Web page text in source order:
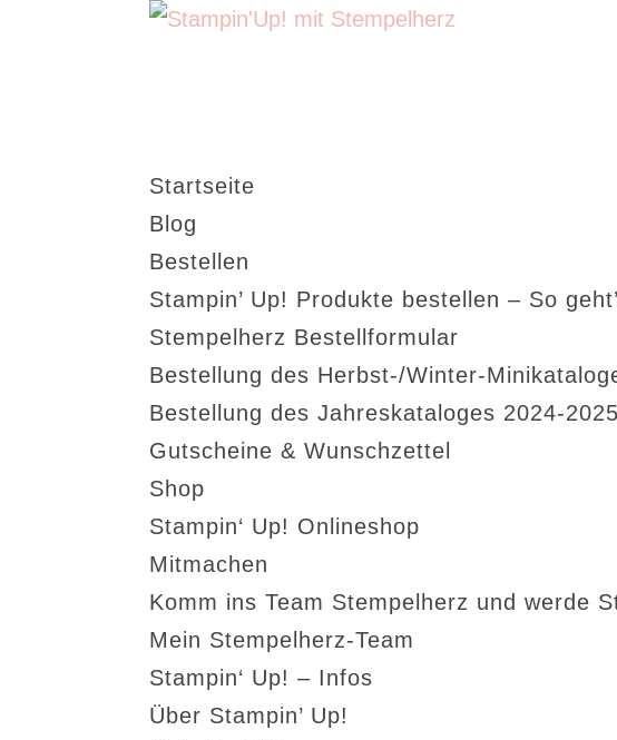
Startseite
Blog
Bestellen
Stampin’ Up! Produkte bestellen – So
Stempelherz Bestellformular
Bestellung des Herbst-/Winter-
Bestellung des Jahreskataloges 2024-2025
Gutscheine & Wunschzettel
Shop
Stampin‘ Up! Onlineshop
Mitmachen
Komm ins Team Stempelherz und werde
Mein Stempelherz-Team
Stampin‘ Up! – Infos
Über Stampin’ Up!